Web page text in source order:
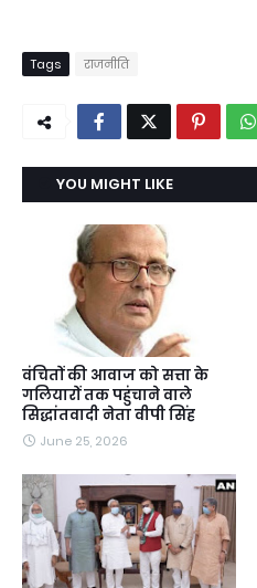
Tags राजनीति
YOU MIGHT LIKE
वंचितों की आवाज को सत्ता के
गलियारों तक पहुंचाने वाले
सिद्धांतवादी नेता वीपी सिंह
June 25, 2026